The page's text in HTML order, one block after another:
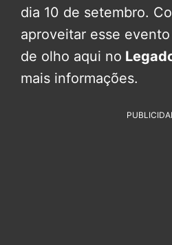
dia 10 de setembro.
aproveitar esse
de olho aqui no
mais informações.